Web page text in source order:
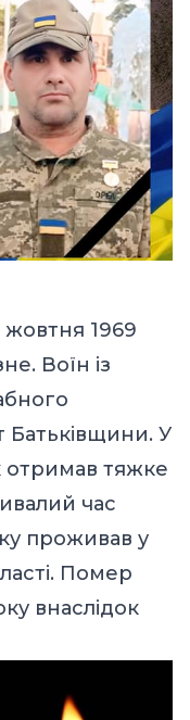
1969
Воїн із
Батьківщини. У
отримав тяжке
час
проживав у
Помер
внаслідок